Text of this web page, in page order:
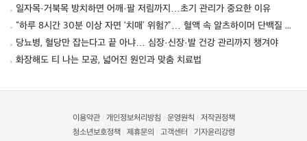
일자목·거북목 방치하면 어깨·팔 저림까지…초기 관리가 중요한 이유
“하루 8시간 30분 이상 자면 ‘치매’ 위험?”… 혈액 속 알츠하이머 단백질 늘었다
당뇨병, 혈당만 잡는다고 끝 아냐… 심장·신장·발 건강 관리까지 챙겨야
화장해도 티 나는 모공, 넓어진 원인과 맞춤 치료법
이용약관 개인정보처리방침 운영원칙
저작권정책
청소년보호정책
제휴문의 고객센터 기자윤리강령